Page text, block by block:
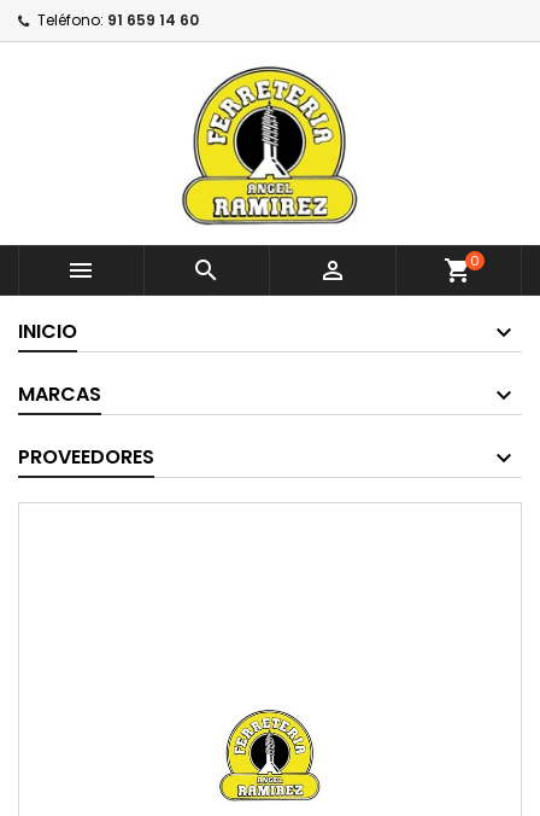
Teléfono: 91 659 14 60
   shopping_cart0
INICIO
MARCAS
PROVEEDORES